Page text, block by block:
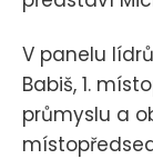
V panelu
Babiš, 1.
průmyslu a